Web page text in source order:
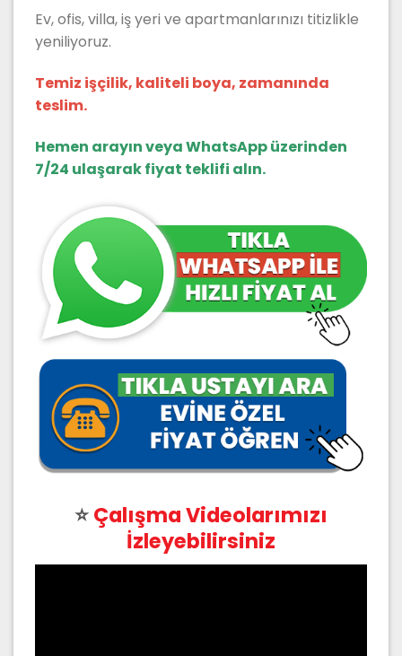
Ev, ofis, villa, iş yeri ve apartmanlarınızı titizlikle
yeniliyoruz.
Temiz işçilik, kaliteli boya, zamanında
teslim.
Hemen arayın veya WhatsApp üzerinden
7/24 ulaşarak fiyat teklifi alın.
⭐Çalışma Videolarımızı
İzleyebilirsiniz